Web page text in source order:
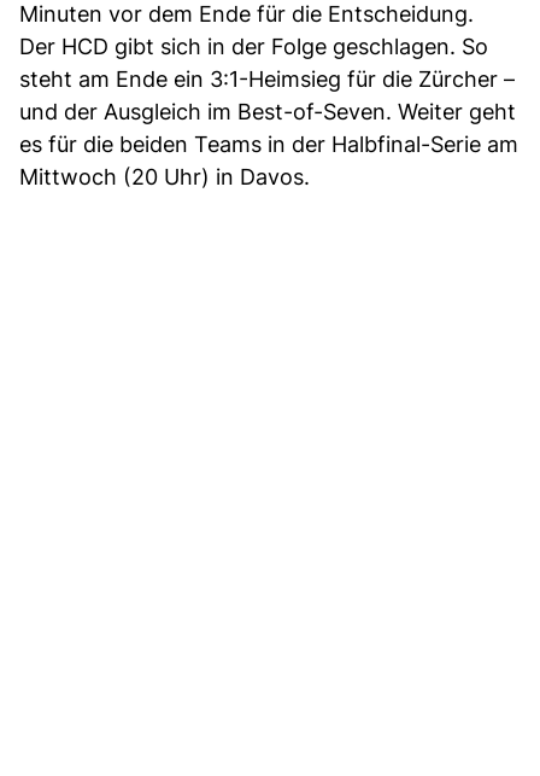
Minuten vor dem Ende für die Entscheidung.
Der HCD gibt sich in der Folge geschlagen. So
steht am Ende ein 3:1-Heimsieg für die Zürcher –
und der Ausgleich im Best-of-Seven. Weiter geht
es für die beiden Teams in der Halbfinal-Serie am
Mittwoch (20 Uhr) in Davos.